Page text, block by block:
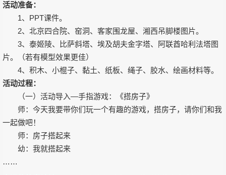
活动准备：
1、PPT课件。
2、北京四合院、窑洞、客家围龙屋、湘西吊脚楼图片。
3、泰姬陵、比萨斜塔、埃及胡夫金字塔、阿联酋哈利法塔图
片。（若有模型效果更佳）
4、积木、小棍子、黏土、纸板、绳子、胶水、绘画材料等。
活动过程：
（一）活动导入—手指游戏：《搭房子》
师：今天我要带你们玩一个有趣的游戏，搭房子，请你们和我
一起做吧！
师：房子搭起来
幼：我就搭起来
……